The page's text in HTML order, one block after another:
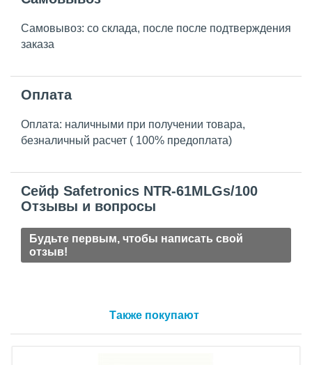
Самовывоз: со склада, после после подтверждения
заказа
Оплата
Оплата: наличными при получении товара,
безналичный расчет ( 100% предоплата)
Сейф Safetronics NTR-61MLGs/100
Отзывы и вопросы
Будьте первым, чтобы написать свой
отзыв!
Также покупают